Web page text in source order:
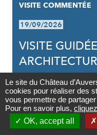
VISITE COMMENTÉE
19/09/2026
VISITE
Le site du Château
cookies pour réaliser des
vous permettre de
Pour en savoir plus,
OK, accept all